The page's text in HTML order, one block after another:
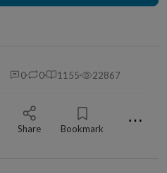
0 0 1155 22867
Share Bookmark ⋯